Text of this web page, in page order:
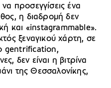
προσεγγίσεις ένα
η διαδρομή δεν
και «instagrammable».
ξεναγικού χάρτη, σε
gentrification,
δεν είναι η βιτρίνα
της Θεσσαλονίκης,